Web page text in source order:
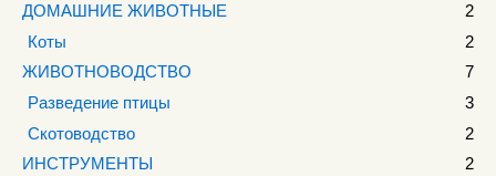
ДОМАШНИЕ ЖИВОТНЫЕ
2
Коты
2
ЖИВОТНОВОДСТВО
7
Разведение птицы
3
Скотоводство
2
ИНСТРУМЕНТЫ
2